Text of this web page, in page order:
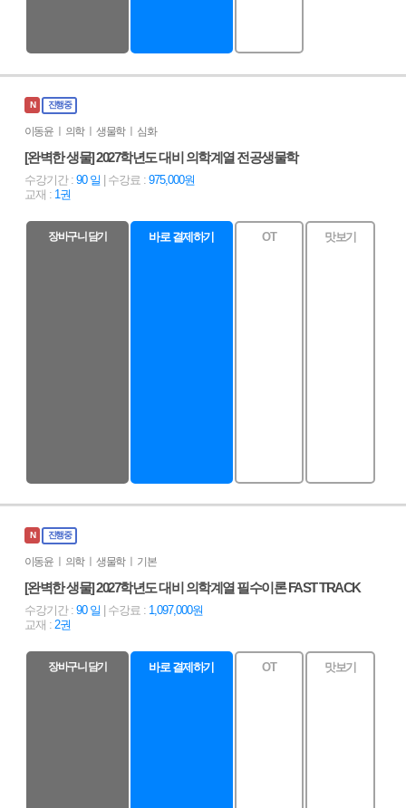
N 진행중
이동윤 ㅣ 의학 ㅣ 생물학 ㅣ 심화
[완벽한 생물] 2027학년도 대비 의학계열 전공생물학
수강기간 : 90 일 | 수강료 : 975,000원
교재 : 1권
장바구니 담기 바로 결제하기 OT 맛보기
N 진행중
이동윤 ㅣ 의학 ㅣ 생물학 ㅣ 기본
[완벽한 생물] 2027학년도 대비 의학계열 필수이론 FAST TRACK
수강기간 : 90 일 | 수강료 : 1,097,000원
교재 : 2권
장바구니 담기 바로 결제하기 OT 맛보기